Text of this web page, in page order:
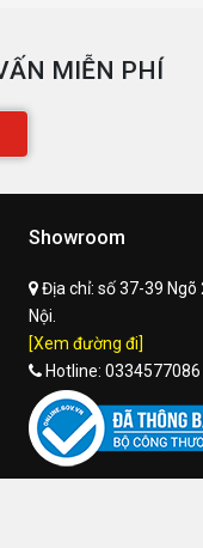
MIỄN PHÍ
Showroom
Địa chỉ: số 37-39 Ngõ
Nội.
[Xem đường đi]
Hotline: 0334577086